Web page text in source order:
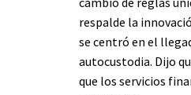
respalde la
se centró en el
autocustodia. Dijo
que los servicios